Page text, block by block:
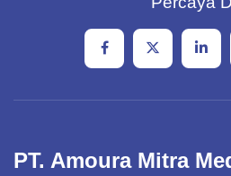
PT. Amoura Mitra